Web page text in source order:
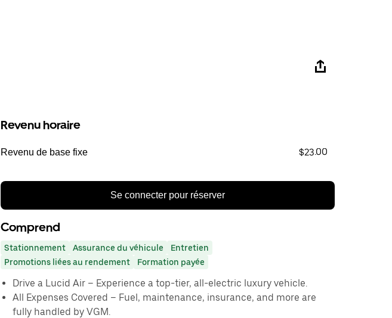
Revenu horaire
Revenu de base fixe $23.00
Se connecter pour réserver
Comprend
Stationnement Assurance du véhicule
Entretien
Promotions liées au rendement
Formation payée
Drive a Lucid Air – Experience a top-tier, all-electric luxury vehicle.
All Expenses Covered – Fuel, maintenance, insurance, and more are
fully handled by VGM.